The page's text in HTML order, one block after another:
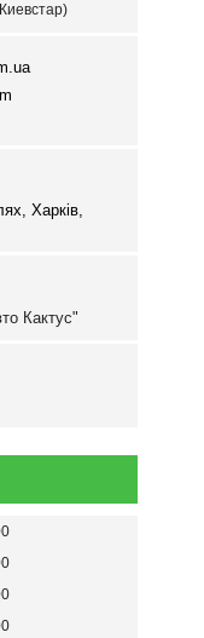
Киевстар
Харків,
Кактус"